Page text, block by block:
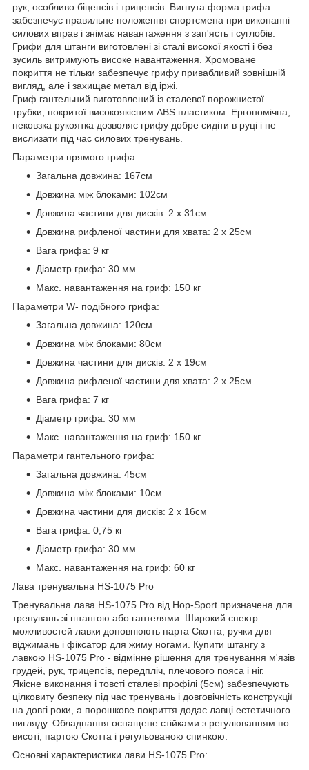
рук, особливо біцепсів і трицепсів. Вигнута форма грифа
забезпечує правильне положення спортсмена при виконанні
силових вправ і знімає навантаження з зап'ясть і суглобів.
Грифи для штанги виготовлені зі сталі високої якості і без
зусиль витримують високе навантаження. Хромоване
покриття не тільки забезпечує грифу привабливий зовнішній
вигляд, але і захищає метал від іржі.
Гриф гантельний виготовлений із сталевої порожнистої
трубки, покритої високоякісним ABS пластиком. Ергономічна,
нековзка рукоятка дозволяє грифу добре сидіти в руці і не
вислизати під час силових тренувань.
Параметри прямого грифа:
Загальна довжина: 167см
Довжина між блоками: 102см
Довжина частини для дисків: 2 х 31см
Довжина рифленої частини для хвата: 2 х 25см
Вага грифа: 9 кг
Діаметр грифа: 30 мм
Макс. навантаження на гриф: 150 кг
Параметри W- подібного грифа:
Загальна довжина: 120см
Довжина між блоками: 80см
Довжина частини для дисків: 2 х 19см
Довжина рифленої частини для хвата: 2 х 25см
Вага грифа: 7 кг
Діаметр грифа: 30 мм
Макс. навантаження на гриф: 150 кг
Параметри гантельного грифа:
Загальна довжина: 45см
Довжина між блоками: 10см
Довжина частини для дисків: 2 х 16см
Вага грифа: 0,75 кг
Діаметр грифа: 30 мм
Макс. навантаження на гриф: 60 кг
Лава тренувальна HS-1075 Pro
Тренувальна лава HS-1075 Pro від Hop-Sport призначена для
тренувань зі штангою або гантелями. Широкий спектр
можливостей лавки доповнюють парта Скотта, ручки для
віджимань і фіксатор для жиму ногами. Купити штангу з
лавкою HS-1075 Pro - відмінне рішення для тренування м'язів
грудей, рук, трицепсів, передпліч, плечового пояса і ніг.
Якісне виконання і товсті сталеві профілі (5см) забезпечують
цілковиту безпеку під час тренувань і довговічність конструкції
на довгі роки, а порошкове покриття додає лавці естетичного
вигляду. Обладнання оснащене стійками з регулюванням по
висоті, партою Скотта і регульованою спинкою.
Основні характеристики лави HS-1075 Pro: